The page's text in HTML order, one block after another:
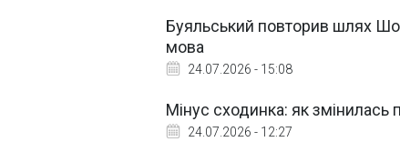
Буяльський повторив шлях
мова
24.07.2026 - 15:08
Мінус сходинка: як змінилась
24.07.2026 - 12:27